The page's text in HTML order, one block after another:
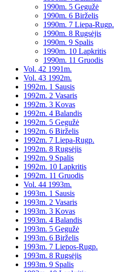
1990m. 5 Gegužė
1990m. 6 Birželis
1990m. 7 Liepa-Rugp.
1990m. 8 Rugsėjis
1990m. 9 Spalis
1990m. 10 Lapkritis
1990m. 11 Gruodis
Vol. 42 1991m.
Vol. 43 1992m.
1992m. 1 Sausis
1992m. 2 Vasaris
1992m. 3 Kovas
1992m. 4 Balandis
1992m. 5 Gegužė
1992m. 6 Birželis
1992m. 7 Liepa-Rugp.
1992m. 8 Rugsėjis
1992m. 9 Spalis
1992m. 10 Lapkritis
1992m. 11 Gruodis
Vol. 44 1993m.
1993m. 1 Sausis
1993m. 2 Vasaris
1993m. 3 Kovas
1993m. 4 Balandis
1993m. 5 Gegužė
1993m. 6 Birželis
1993m. 7 Liepos-Rugp.
1993m. 8 Rugsėjis
1993m. 9 Spalis